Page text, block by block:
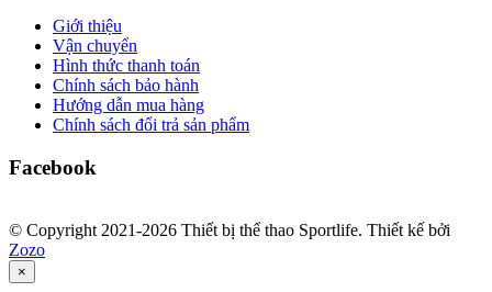
Giới thiệu
Vận chuyển
Hình thức thanh toán
Chính sách bảo hành
Hướng dẫn mua hàng
Chính sách đổi trả sản phẩm
Facebook
© Copyright 2021-2026 Thiết bị thể thao Sportlife. Thiết kế bởi
Zozo
×